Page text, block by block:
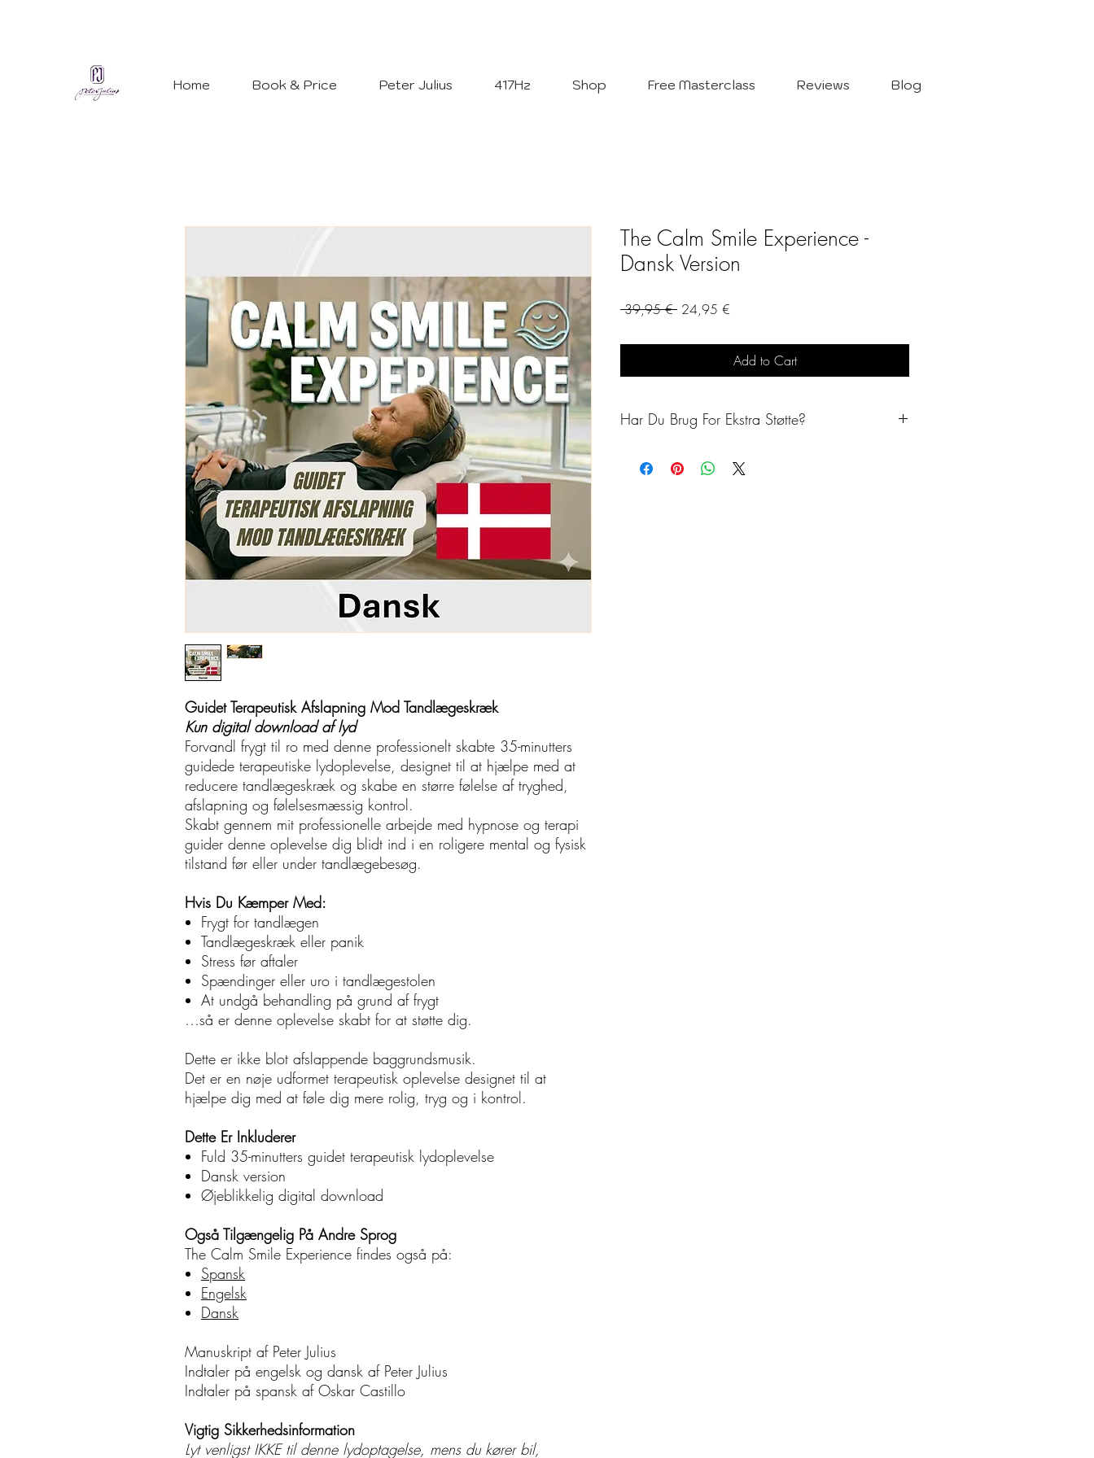
Home Book & Price Peter Julius 417Hz Shop Free Masterclass Reviews Blog
Guidet Terapeutisk Afslapning Mod Tandlægeskræk
Kun digital download af lyd
Forvandl frygt til ro med denne professionelt skabte 35-minutters
guidede terapeutiske lydoplevelse, designet til at hjælpe med at
reducere tandlægeskræk og skabe en større følelse af tryghed,
afslapning og følelsesmæssig kontrol.
Skabt gennem mit professionelle arbejde med hypnose og terapi
guider denne oplevelse dig blidt ind i en roligere mental og fysisk
tilstand før eller under tandlægebesøg.
Hvis Du Kæmper Med:
Frygt for tandlægen
Tandlægeskræk eller panik
Stress før aftaler
Spændinger eller uro i tandlægestolen
At undgå behandling på grund af frygt
…så er denne oplevelse skabt for at støtte dig.
Dette er ikke blot afslappende baggrundsmusik.
Det er en nøje udformet terapeutisk oplevelse designet til at
hjælpe dig med at føle dig mere rolig, tryg og i kontrol.
Dette Er Inkluderer
Fuld 35-minutters guidet terapeutisk lydoplevelse
Dansk version
Øjeblikkelig digital download
Også Tilgængelig På Andre Sprog
The Calm Smile Experience findes også på:
Spansk
Engelsk
Dansk
Manuskript af Peter Julius
Indtaler på engelsk og dansk af Peter Julius
Indtaler på spansk af Oskar Castillo
Vigtig Sikkerhedsinformation
Lyt venligst IKKE til denne lydoptagelse, mens du kører bil,
The Calm Smile Experience -
Dansk Version
39,95 € Regular
24,95 €
Add to Cart
Har Du Brug For Ekstra Støtte?
tid, tilbyder jeg også professionelle hypnosesessioner,